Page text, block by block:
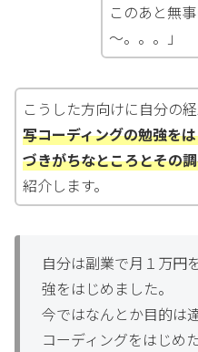
このあと無
～。。。」
こうした方向けに自分の
写コーディングの勉強を
づきがちなところとその
紹介します。
自分は副業で月１万円
強をはじめました。
今ではなんとか目的は
コーディングをはじめ